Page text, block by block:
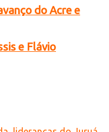
do Acre e
e Flávio